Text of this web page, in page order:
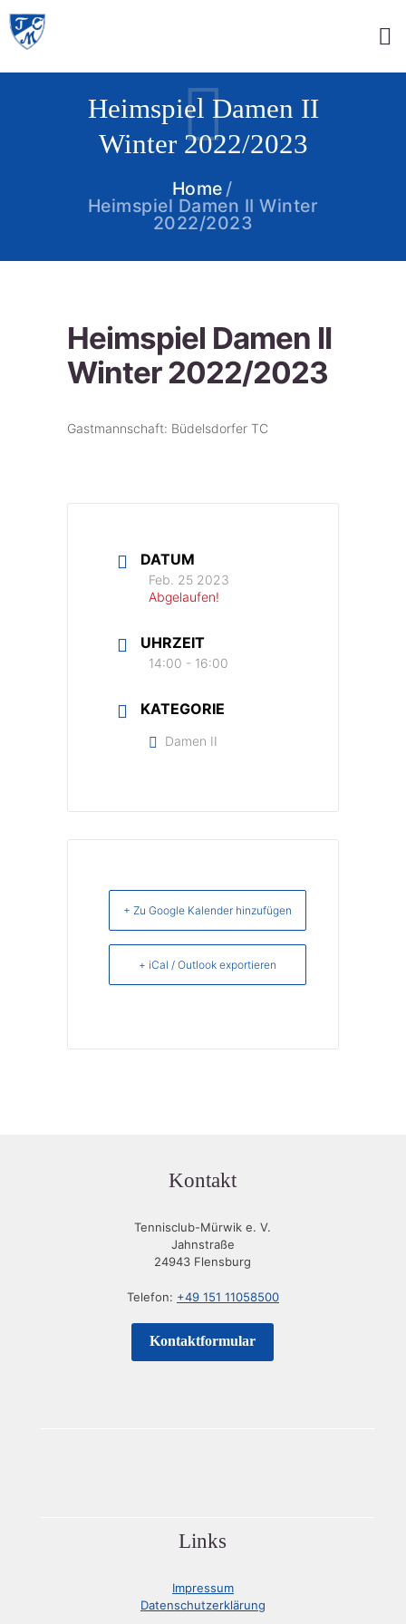
Heimspiel Damen II
Winter 2022/2023
Home
Heimspiel Damen II Winter
2022/2023
Heimspiel Damen II
Winter 2022/2023
Gastmannschaft: Büdelsdorfer TC
DATUM
Feb. 25 2023
Abgelaufen!
UHRZEIT
14:00 - 16:00
KATEGORIE
Damen II
+ Zu Google Kalender hinzufügen
+ iCal / Outlook exportieren
Kontakt
Tennisclub-Mürwik e. V.
Jahnstraße
24943 Flensburg
Telefon: +49 151 11058500
Kontaktformular
Links
Impressum
Datenschutzerklärung